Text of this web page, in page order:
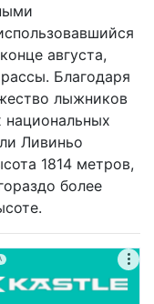
августа,
Благодаря
лыжников
национальных
Ливиньо
1814 метров,
более